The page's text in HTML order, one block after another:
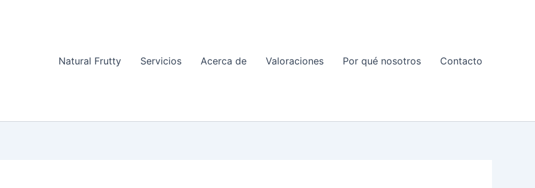
Natural Frutty
Servicios Acerca de Valoraciones Por qué nosotros Contacto